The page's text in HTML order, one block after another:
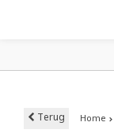
Terug Home